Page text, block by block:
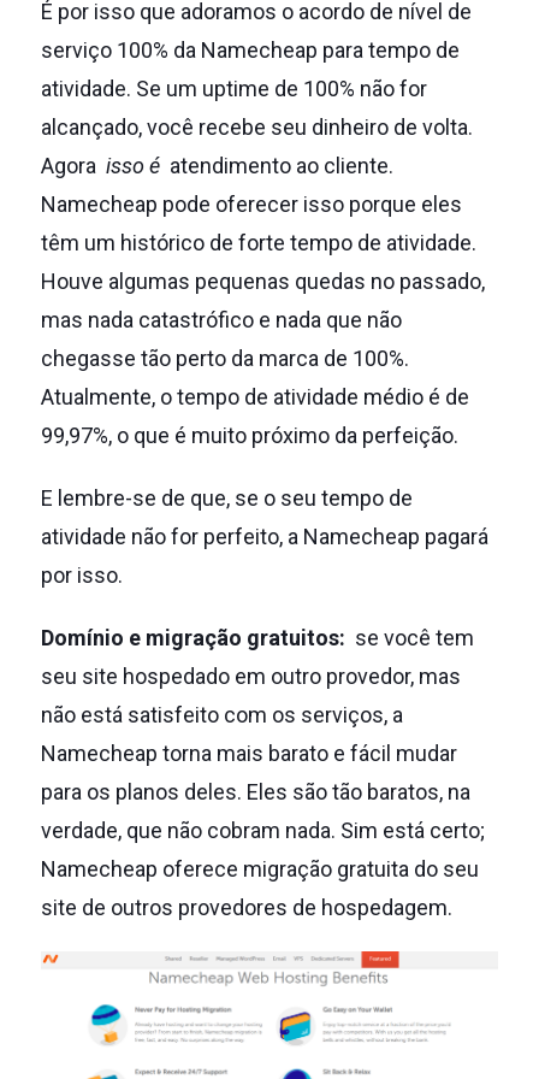
É por isso que adoramos o acordo de nível de
serviço 100% da Namecheap para tempo de
atividade. Se um uptime de 100% não for
alcançado, você recebe seu dinheiro de volta.
Agora isso éatendimento ao cliente.
Namecheap pode oferecer isso porque eles
têm um histórico de forte tempo de atividade.
Houve algumas pequenas quedas no passado,
mas nada catastrófico e nada que não
chegasse tão perto da marca de 100%.
Atualmente, o tempo de atividade médio é de
99,97%, o que é muito próximo da perfeição.
E lembre-se de que, se o seu tempo de
atividade não for perfeito, a Namecheap pagará
por isso.
Domínio e migração gratuitos: se você tem
seu site hospedado em outro provedor, mas
não está satisfeito com os serviços, a
Namecheap torna mais barato e fácil mudar
para os planos deles. Eles são tão baratos, na
verdade, que não cobram nada. Sim está certo;
Namecheap oferece migração gratuita do seu
site de outros provedores de hospedagem.